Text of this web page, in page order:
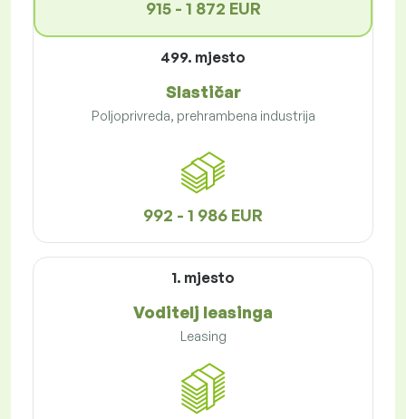
915 - 1 872 EUR
499. mjesto
Slastičar
Poljoprivreda, prehrambena industrija
992 - 1 986 EUR
1. mjesto
Voditelj leasinga
Leasing